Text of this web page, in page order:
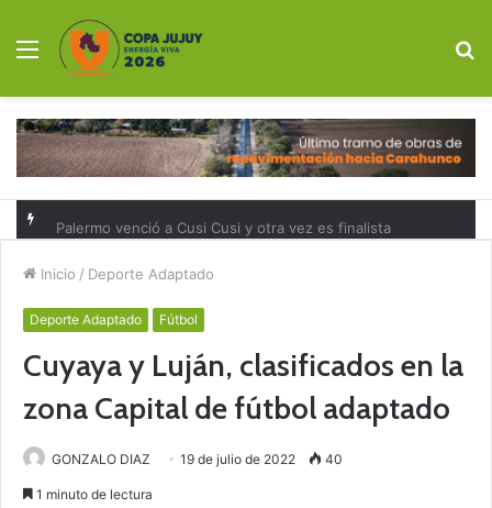
Menú
Palermo venció a Cusi Cusi y otra vez es finalista
Inicio / Deporte Adaptado
Deporte Adaptado Fútbol
Cuyaya y Luján, clasificados en la
zona Capital de fútbol adaptado
GONZALO DIAZ 19 de julio de 2022 40
1 minuto de lectura